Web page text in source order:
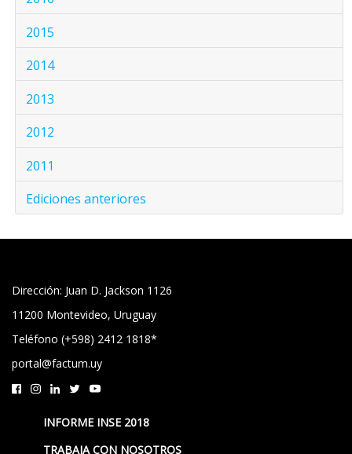
2015
2014
2013
2012
2011
Ediciones anteriores
Dirección: Juan D. Jackson 1126
11200 Montevideo, Uruguay
Teléfono (+598) 2412 1818*
portal@factum.uy
INFORME INSE 2018
TRABAJA CON NOSOTROS